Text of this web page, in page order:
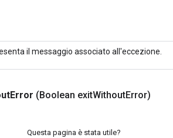
il messaggio associato all'eccezione.
Error (Boolean exitWithoutError)
Questa pagina è stata utile?